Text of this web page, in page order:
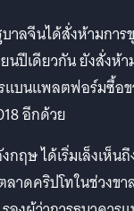
าลจีนได้สั่งห้ามการ
นปีเดียวกัน ยังสั่งห้า
แบนแพลตฟอร์มซื้อ
อีกด้วย
ฤษ ได้เริ่มเล็งเห็น
าดคริปโทในช่วงขา